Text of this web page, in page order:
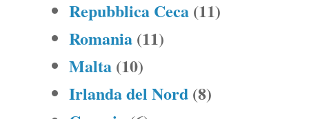
Repubblica Ceca (11)
Romania (11)
Malta (10)
Irlanda del Nord (8)